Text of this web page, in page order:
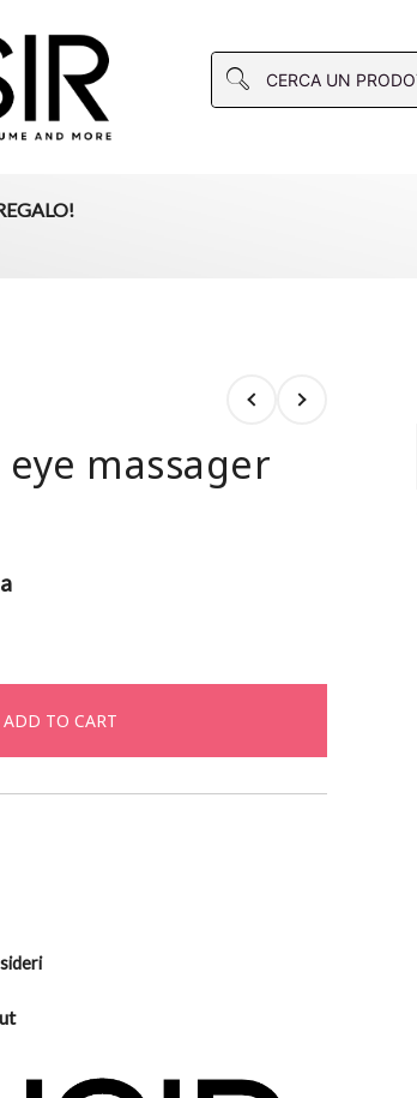
i profumi e la parafarmacia
massager
ADD TO CART